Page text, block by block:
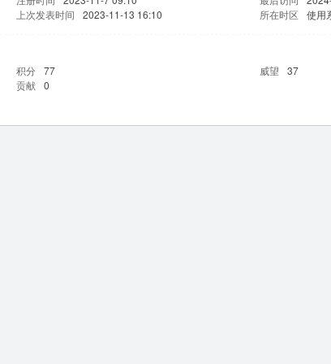
上次发表时间 2023-11-13 16:10 所在时区 使用
积分 77 威望
37
贡献 0